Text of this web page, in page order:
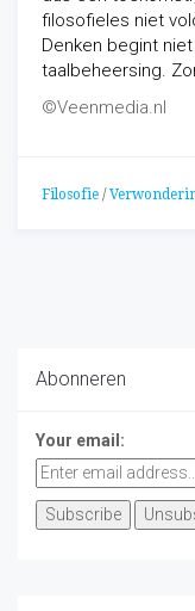
filosofieles niet
Denken begint
taalbeheersing.
©Veenmedia.nl
Filosofie /
Abonneren
Your email: